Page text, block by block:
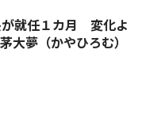
が就任１カ月 変化よ
大夢（かやひろむ）